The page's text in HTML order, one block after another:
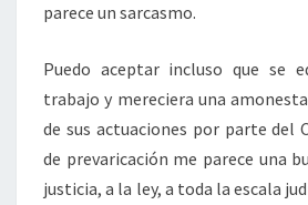
parece un sarcasmo.
Puedo aceptar incluso que se
trabajo y mereciera una
de sus actuaciones por parte del
de prevaricación me parece una
justicia, a la ley, a toda la escala